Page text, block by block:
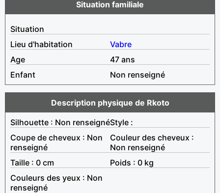
Situation familiale
Situation
Lieu d'habitation
Vabre
Age
47 ans
Enfant
Non renseigné
Description physique de Rkoto
Silhouette : Non renseignéStyle :
Coupe de cheveux : Non
renseigné
Couleur des cheveux :
Non renseigné
Taille : 0 cm
Poids : 0 kg
Couleurs des yeux : Non
renseigné